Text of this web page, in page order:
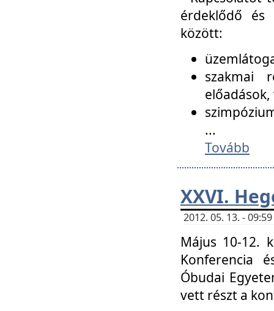
érdeklődő és
között:
szakmai
...
Tovább
XXVI.
2012. 05. 13. -
Május 10-12.
Konferencia
Óbudai
vett részt a